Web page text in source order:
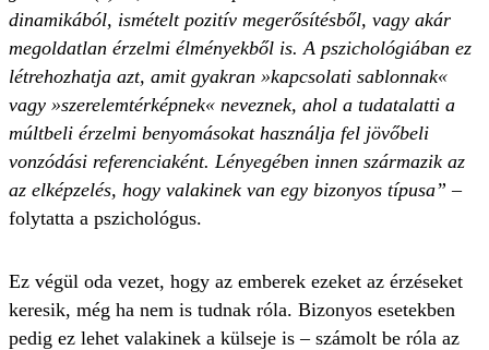
dinamikából, ismételt pozitív megerősítésből, vagy akár
megoldatlan érzelmi élményekből is. A pszichológiában ez
létrehozhatja azt, amit gyakran »kapcsolati sablonnak«
vagy »szerelemtérképnek« neveznek, ahol a tudatalatti a
múltbeli érzelmi benyomásokat használja fel jövőbeli
vonzódási referenciaként. Lényegében innen származik az
az elképzelés, hogy valakinek van egy bizonyos típusa”–
folytatta a pszichológus.
Ez végül oda vezet, hogy az emberek ezeket az érzéseket
keresik, még ha nem is tudnak róla. Bizonyos esetekben
pedig ez lehet valakinek a külseje is – számolt be róla az